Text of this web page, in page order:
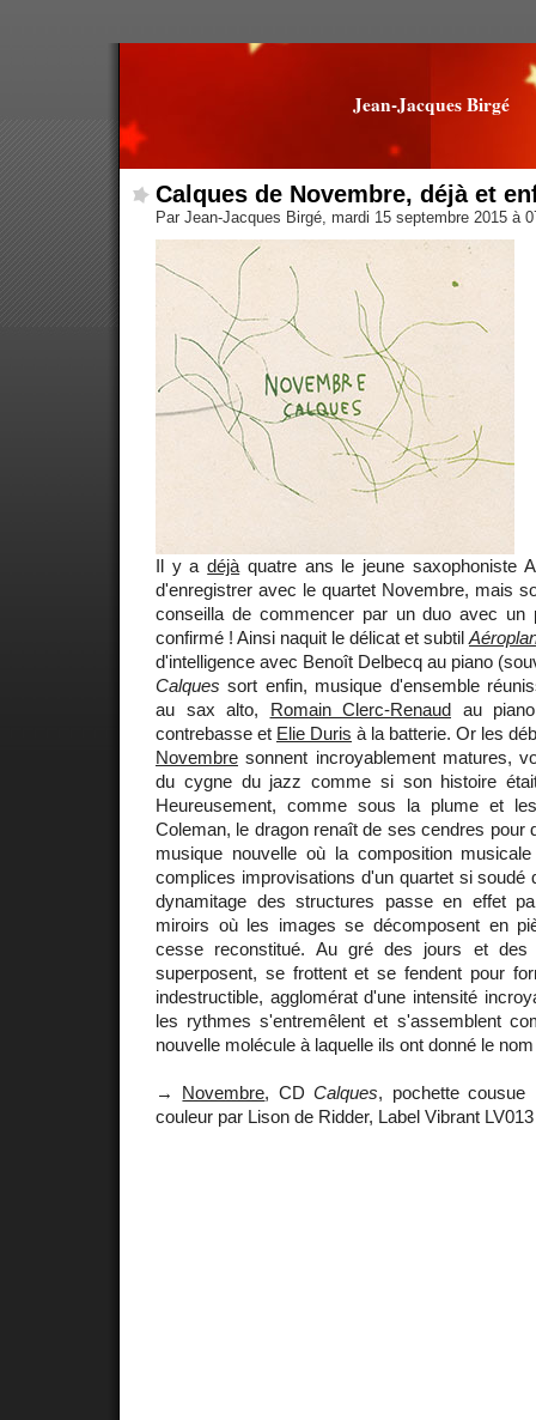
Jean-Jacques Birgé
Calques de Novembre, déjà et
Par Jean-Jacques Birgé, mardi 15 septembre 2015 à
Il y adéjà quatre ans le jeune saxophoniste
d'enregistrer avec le quartet Novembre, mais
conseilla de commencer par un duo avec un
confirmé ! Ainsi naquit le délicat et subtil
d'intelligence avec Benoît Delbecq au piano
Calques sort enfin, musique d'ensemble
au sax alto, Romain Clerc-Renaud au
contrebasse et Elie Duris à la batterie. Or les
Novembre sonnent incroyablement matures,
du cygne du jazz comme si son histoire
Heureusement, comme sous la plume et
Coleman, le dragon renaît de ses cendres pour
musique nouvelle où la composition
complices improvisations d'un quartet si soudé
dynamitage des structures passe en effet
miroirs où les images se décomposent en
cesse reconstitué. Au gré des jours et
superposent, se frottent et se fendent pour
indestructible, agglomérat d'une intensité
les rythmes s'entremêlent et s'assemblent
nouvelle molécule à laquelle ils ont donné le
→ Novembre, CDCalques, pochette cousue
couleur par Lison de Ridder, Label Vibrant